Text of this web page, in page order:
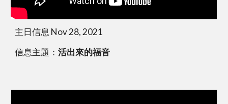
主日信息 Nov 28, 2021
信息主題：活出來的福音